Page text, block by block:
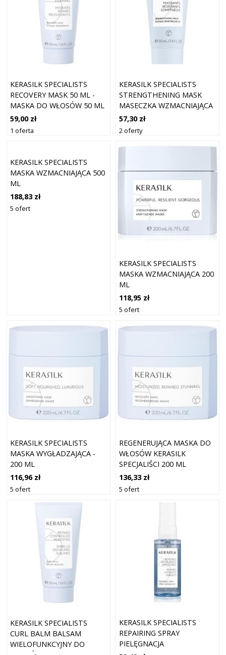
KERASILK SPECIALISTS
RECOVERY MASK 50 ML -
MASKA DO WŁOSÓW 50 ML
59,00 zł
1 oferta
KERASILK SPECIALISTS
STRENGTHENING MASK
MASECZKA WZMACNIAJĄCA
O DZIAŁANIU
NAWILŻAJĄCYM 50 ML
57,30 zł
2 oferty
KERASILK SPECIALISTS
MASKA WZMACNIAJĄCA 500
ML
188,83 zł
5 ofert
KERASILK SPECIALISTS
MASKA WZMACNIAJĄCA 200
ML
118,95 zł
5 ofert
KERASILK SPECIALISTS
MASKA WYGŁADZAJĄCA -
200 ML
116,96 zł
5 ofert
REGENERUJĄCA MASKA DO
WŁOSÓW KERASILK
SPECJALIŚCI 200 ML
136,33 zł
5 ofert
KERASILK SPECIALISTS
CURL BALM BALSAM
WIELOFUNKCYJNY DO
KERASILK SPECIALISTS
REPAIRING SPRAY
PIELĘGNACJA